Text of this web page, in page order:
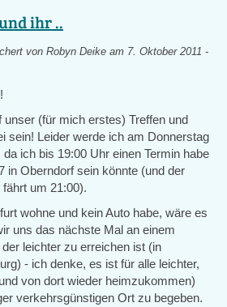
ihr ..
von Robyn Deike am 7. Oktober 2011 -
unser (für mich erstes) Treffen und
sein! Leider werde ich am Donnerstag
ich bis 19:00 Uhr einen Termin habe
in Oberndorf sein könnte (und der
um 21:00).
wohne und kein Auto habe, wäre es
uns das nächste Mal an einem
leichter zu erreichen ist (in
- ich denke, es ist für alle leichter,
von dort wieder heimzukommen)
verkehrsgünstigen Ort zu begeben.